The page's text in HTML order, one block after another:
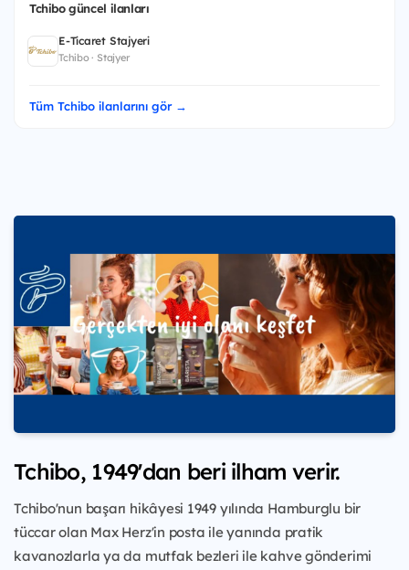
Tchibo güncel ilanları
E-Ticaret Stajyeri
Tchibo · Stajyer
Tüm Tchibo ilanlarını gör →
Tchibo, 1949'dan beri ilham verir.
Tchibo'nun başarı hikâyesi 1949 yılında Hamburglu bir
tüccar olan Max Herz'in posta ile yanında pratik
kavanozlarla ya da mutfak bezleri ile kahve gönderimi